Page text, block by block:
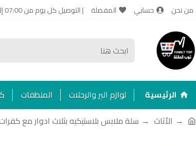
من نحن حسابي المفضلة | التوصيل كل يوم من 07:00 إلى 23:00
الرئيسية لوازم البر والرحلات المنظفات
الأثاث
سلة ملابس بلاستيكيه بثلاث ادوار مع